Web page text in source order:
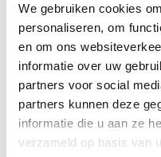
We gebruiken cookies
personaliseren, om
en om ons
informatie over uw
partners voor social
partners kunnen deze
informatie die u aan ze
verzameld op basis van
Specificaties
Scherm resolutie:
Touchscreen:
Scherm reflectie: